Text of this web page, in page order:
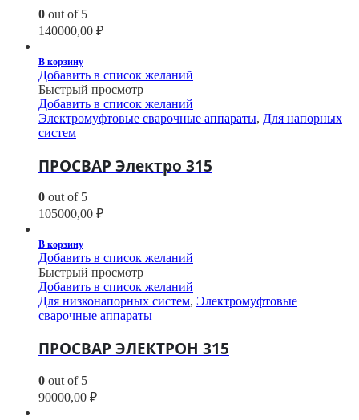
0 out of 5
140000,00 ₽
В корзину
Добавить в список желаний
Быстрый просмотр
Добавить в список желаний
Электромуфтовые сварочные аппараты, Для напорных
систем
ПРОСВАР Электро 315
0 out of 5
105000,00 ₽
В корзину
Добавить в список желаний
Быстрый просмотр
Добавить в список желаний
Для низконапорных систем, Электромуфтовые
сварочные аппараты
ПРОСВАР ЭЛЕКТРОН 315
0 out of 5
90000,00 ₽